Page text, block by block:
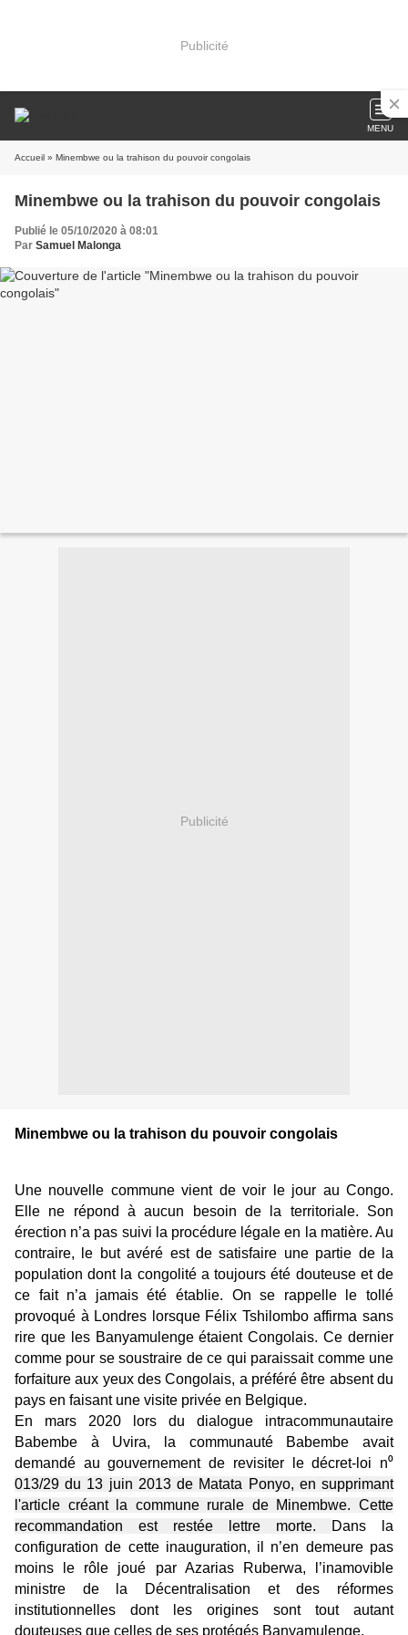
Publicité
MENU
Accueil » Minembwe ou la trahison du pouvoir congolais
Minembwe ou la trahison du pouvoir congolais
Publié le 05/10/2020 à 08:01
Par Samuel Malonga
Publicité
Minembwe ou la trahison du pouvoir congolais
Une nouvelle commune vient de voir le jour au Congo.
Elle ne répond à aucun besoin de la territoriale. Son
érection n’a pas suivi la procédure légale en la matière. Au
contraire, le but avéré est de satisfaire une partie de la
population dont la congolité a toujours été douteuse et de
ce fait n’a jamais été établie. On se rappelle le tollé
provoqué à Londres lorsque Félix Tshilombo affirma sans
rire que les Banyamulenge étaient Congolais. Ce dernier
comme pour se soustraire de ce qui paraissait comme une
forfaiture aux yeux des Congolais, a préféré être absent du
pays en faisant une visite privée en Belgique.
En mars 2020 lors du dialogue intracommunautaire
Babembe à Uvira, la communauté Babembe avait
demandé au gouvernement de revisiter le décret-loi n⁰
013/29 du 13 juin 2013 de Matata Ponyo, en supprimant
l'article créant la commune rurale de Minembwe. Cette
recommandation est restée lettre morte.
Dans la
configuration de cette inauguration, il n’en demeure pas
moins le rôle joué par Azarias Ruberwa, l’inamovible
ministre de la Décentralisation et des réformes
institutionnelles dont les origines sont tout autant
douteuses que celles de ses protégés Banyamulenge.